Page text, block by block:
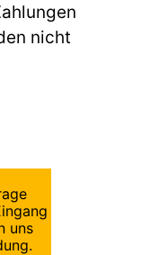
nicht
uns